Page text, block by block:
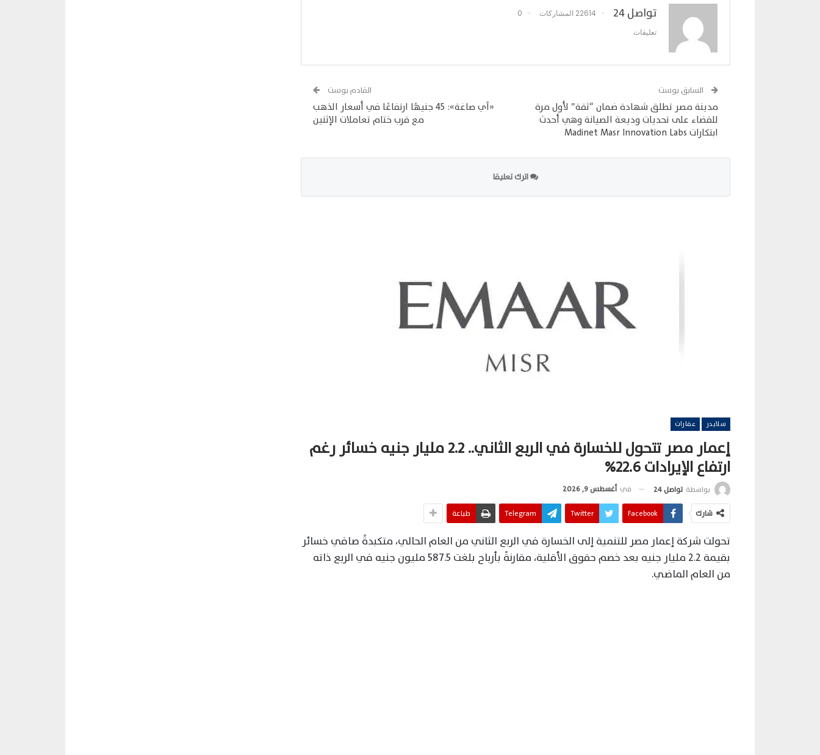
تواصل 24 22614 المشاركات
0
تعليقات
السابق بوست
مدينة مصر تطلق شهادة ضمان “ثقة” لأول مرة
للقضاء على تحديات وديعة الصيانة وهي أحدث
ابتكارات Madinet Masr Innovation Labs
القادم بوست
«آي صاغة»: 45 جنيهًا ارتفاعًا في أسعار الذهب
مع قرب ختام تعاملات الإثنين
اترك تعليقا
سلايدر عقارات
إعمار مصر تتحول للخسارة في الربع الثاني.. 2.2 مليار جنيه خسائر رغم
ارتفاع الإيرادات 22.6%
بواسطة تواصل 24 في أغسطس 9, 2026
شارك Facebook
Twitter
Telegram طباعة
تحولت شركة إعمار مصر للتنمية إلى الخسارة في الربع الثاني من العام الحالي، متكبدةً صافي خسائر
بقيمة 2.2 مليار جنيه بعد خصم حقوق الأقلية، مقارنةً بأرباح بلغت 587.5 مليون جنيه في الربع ذاته
من العام الماضي.